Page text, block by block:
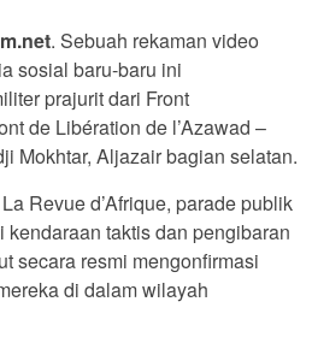
. Sebuah rekaman video
sosial baru-baru ini
prajurit dari Front
de Libération de l’Azawad –
Mokhtar, Aljazair bagian selatan.
Revue d’Afrique, parade publik
taktis dan pengibaran
secara resmi mengonfirmasi
di dalam wilayah